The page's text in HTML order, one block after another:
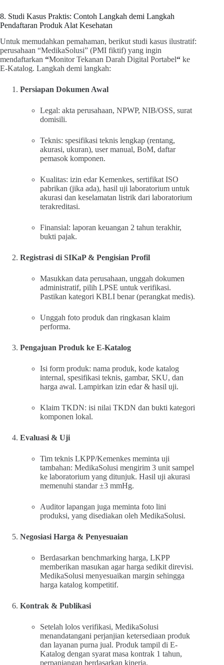
8. Studi Kasus Praktis: Contoh Langkah demi Langkah
Pendaftaran Produk Alat Kesehatan
Untuk memudahkan pemahaman, berikut studi kasus ilustratif:
perusahaan “MedikaSolusi” (PMI fiktif) yang ingin
mendaftarkan “Monitor Tekanan Darah Digital Portabel“ ke
E-Katalog. Langkah demi langkah:
Persiapan Dokumen Awal
Legal: akta perusahaan, NPWP, NIB/OSS, surat
domisili.
Teknis: spesifikasi teknis lengkap (rentang,
akurasi, ukuran), user manual, BoM, daftar
pemasok komponen.
Kualitas: izin edar Kemenkes, sertifikat ISO
pabrikan (jika ada), hasil uji laboratorium untuk
akurasi dan keselamatan listrik dari laboratorium
terakreditasi.
Finansial: laporan keuangan 2 tahun terakhir,
bukti pajak.
Registrasi di SIKaP & Pengisian Profil
Masukkan data perusahaan, unggah dokumen
administratif, pilih LPSE untuk verifikasi.
Pastikan kategori KBLI benar (perangkat medis).
Unggah foto produk dan ringkasan klaim
performa.
Pengajuan Produk ke E-Katalog
Isi form produk: nama produk, kode katalog
internal, spesifikasi teknis, gambar, SKU, dan
harga awal. Lampirkan izin edar & hasil uji.
Klaim TKDN: isi nilai TKDN dan bukti kategori
komponen lokal.
Evaluasi & Uji
Tim teknis LKPP/Kemenkes meminta uji
tambahan: MedikaSolusi mengirim 3 unit sampel
ke laboratorium yang ditunjuk. Hasil uji akurasi
memenuhi standar ±3 mmHg.
Auditor lapangan juga meminta foto lini
produksi, yang disediakan oleh MedikaSolusi.
Negosiasi Harga & Penyesuaian
Berdasarkan benchmarking harga, LKPP
memberikan masukan agar harga sedikit direvisi.
MedikaSolusi menyesuaikan margin sehingga
harga katalog kompetitif.
Kontrak & Publikasi
Setelah lolos verifikasi, MedikaSolusi
menandatangani perjanjian ketersediaan produk
dan layanan purna jual. Produk tampil di E-
Katalog dengan syarat masa kontrak 1 tahun,
perpanjangan berdasarkan kinerja.